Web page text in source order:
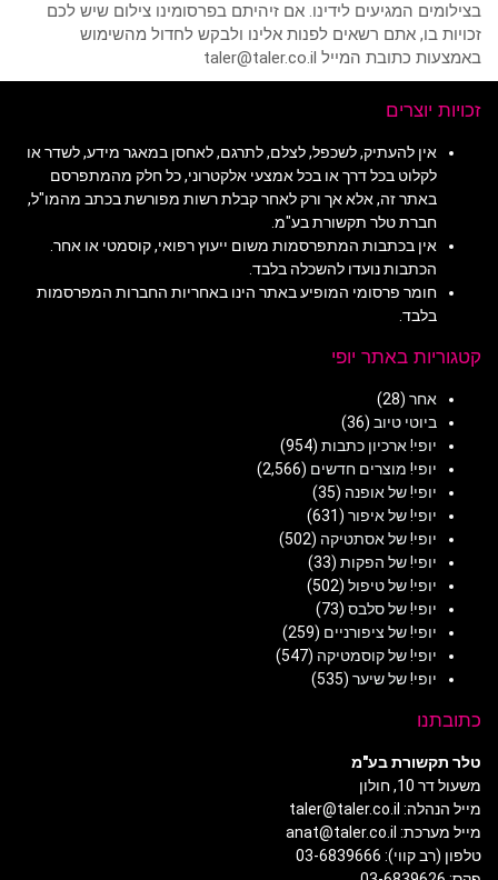
בצילומים המגיעים לידינו. אם זיהיתם בפרסומינו צילום שיש לכם
זכויות בו, אתם רשאים לפנות אלינו ולבקש לחדול מהשימוש
באמצעות כתובת המייל taler@taler.co.il
זכויות יוצרים
אין להעתיק, לשכפל, לצלם, לתרגם, לאחסן במאגר מידע, לשדר או
לקלוט בכל דרך או בכל אמצעי אלקטרוני, כל חלק מהמתפרסם
באתר זה, אלא אך ורק לאחר קבלת רשות מפורשת בכתב מהמו"ל,
חברת טלר תקשורת בע"מ.
אין בכתבות המתפרסמות משום ייעוץ רפואי, קוסמטי או אחר.
הכתבות נועדו להשכלה בלבד.
חומר פרסומי המופיע באתר הינו באחריות החברות המפרסמות
בלבד.
קטגוריות באתר יופי
אחר (28)
ביוטי טיוב (36)
יופי! ארכיון כתבות (954)
יופי! מוצרים חדשים (2,566)
יופי! של אופנה (35)
יופי! של איפור (631)
יופי! של אסתטיקה (502)
יופי! של הפקות (33)
יופי! של טיפול (502)
יופי! של סלבס (73)
יופי! של ציפורניים (259)
יופי! של קוסמטיקה (547)
יופי! של שיער (535)
כתובתנו
טלר תקשורת בע"מ
משעול דר 10, חולון
מייל הנהלה: taler@taler.co.il
מייל מערכת: anat@taler.co.il
טלפון (רב קווי): 03-6839666